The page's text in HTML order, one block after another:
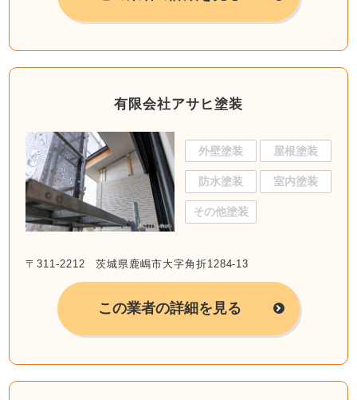
有限会社アサヒ塗装
外壁塗装 屋根塗装
防水塗装 室内塗装
その他塗装
〒311-2212 茨城県鹿嶋市大字角折1284-13
この業者の詳細を見る